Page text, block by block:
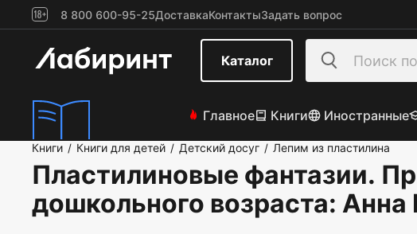
8 800 600-95-25ДоставкаКонтактыЗадать вопрос
Каталог
Главное Книги Иностранные
Книги / Книги для детей / Детский досуг / Лепим из пластилина
Пластилиновые фантазии.
дошкольного возраста: Анна